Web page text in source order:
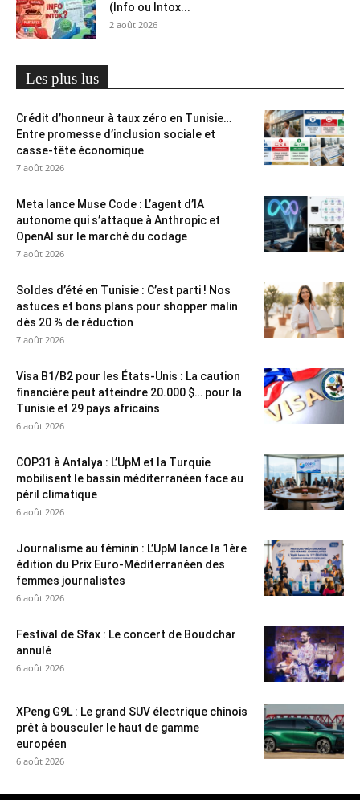
(Info ou Intox...
2 août 2026
Les plus lus
Crédit d’honneur à taux zéro en Tunisie…
Entre promesse d’inclusion sociale et
casse-tête économique
7 août 2026
Meta lance Muse Code : L’agent d’IA
autonome qui s’attaque à Anthropic et
OpenAI sur le marché du codage
7 août 2026
Soldes d’été en Tunisie : C’est parti ! Nos
astuces et bons plans pour shopper malin
dès 20 % de réduction
7 août 2026
Visa B1/B2 pour les États-Unis : La caution
financière peut atteindre 20.000 $… pour la
Tunisie et 29 pays africains
6 août 2026
COP31 à Antalya : L’UpM et la Turquie
mobilisent le bassin méditerranéen face au
péril climatique
6 août 2026
Journalisme au féminin : L’UpM lance la 1ère
édition du Prix Euro-Méditerranéen des
femmes journalistes
6 août 2026
Festival de Sfax : Le concert de Boudchar
annulé
6 août 2026
XPeng G9L : Le grand SUV électrique chinois
prêt à bousculer le haut de gamme
européen
6 août 2026